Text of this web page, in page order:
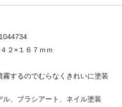
２×１６７ｍｍ
霧するのでむらなくきれいに塗装
ル、ブラシアート、ネイル塗装